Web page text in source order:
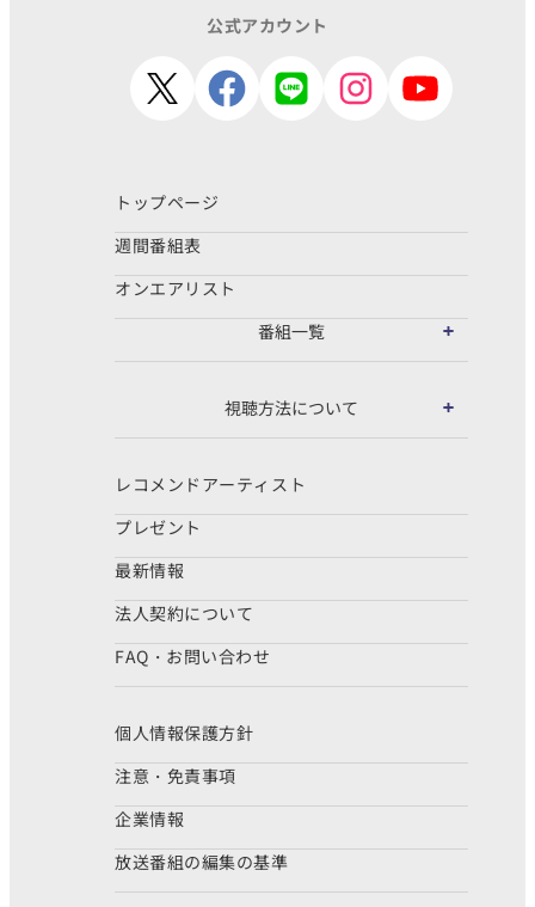
公式アカウント
トップページ
週間番組表
オンエアリスト
番組一覧
視聴方法について
レコメンドアーティスト
プレゼント
最新情報
法人契約について
FAQ・お問い合わせ
個人情報保護方針
注意・免責事項
企業情報
放送番組の編集の基準